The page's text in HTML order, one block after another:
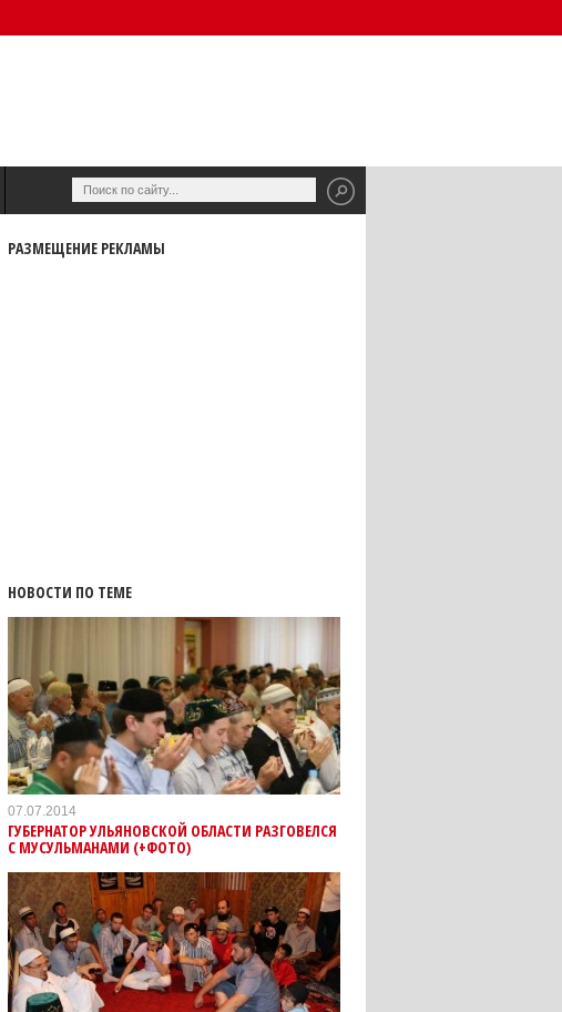
РАЗМЕЩЕНИЕ РЕКЛАМЫ
НОВОСТИ ПО ТЕМЕ
07.07.2014
ГУБЕРНАТОР УЛЬЯНОВСКОЙ ОБЛАСТИ РАЗГОВЕЛСЯ
С МУСУЛЬМАНАМИ (+ФОТО)